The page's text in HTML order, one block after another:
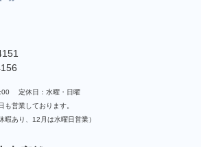
定休日：水曜・日曜
営業しております。
暇あり、12月は水曜日営業）